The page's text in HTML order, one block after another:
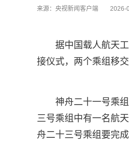
来源：央视新闻客户端 2026-
据中国载人航天
接仪式，两个乘组移
神舟二十一号乘
三号乘组中有一名航
舟二十三号乘组要完